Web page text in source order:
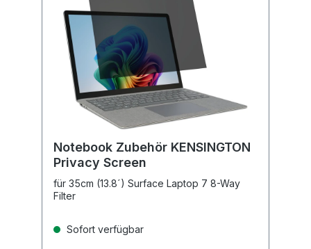
Notebook Zubehör KENSINGTON
Privacy Screen
für 35cm (13.8´) Surface Laptop 7 8-Way
Filter
Sofort verfügbar